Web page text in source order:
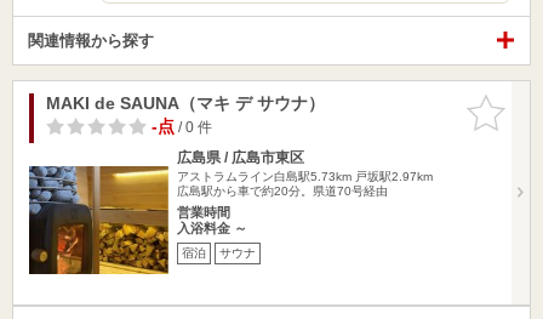
関連情報から探す
お気に入
りに追加
MAKI de SAUNA（マキ デ サウナ）
-点/ 0 件
広島県 / 広島市東区
アストラムライン白島駅5.73km 戸坂駅2.97km
広島駅から車で約20分。県道70号経由
営業時間
入浴料金 ～
宿泊 サウナ